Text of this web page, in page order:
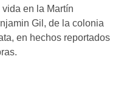
en la Martín
Gil, de la colonia
en hechos reportados